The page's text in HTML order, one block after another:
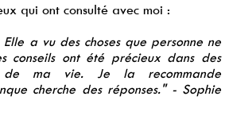
qui ont consulté avec moi :
a vu des choses que personne ne
conseils ont été précieux dans des
de ma vie. Je la recommande
cherche des réponses." - Sophie